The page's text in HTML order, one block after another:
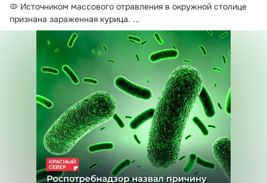
🦠 Источником массового отравления в окружной столице
признана зараженная курица. ...